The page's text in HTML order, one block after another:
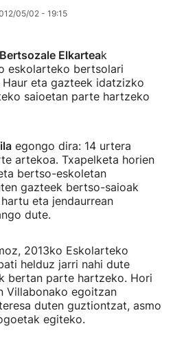
05/02 - 19:15
Bertsozale Elkarteak
eskolarteko bertsolari
eta gazteek idatzizko
saioetan parte hartzeko
egongo dira: 14 urtera
artekoa. Txapelketa horien
bertso-eskoletan
gazteek bertso-saioak
eta jendaurrean
dute.
2013ko Eskolarteko
helduz jarri nahi dute
bertan parte hartzeko. Hori
Villabonako egoitzan
duten guztiontzat, asmo
egiteko.